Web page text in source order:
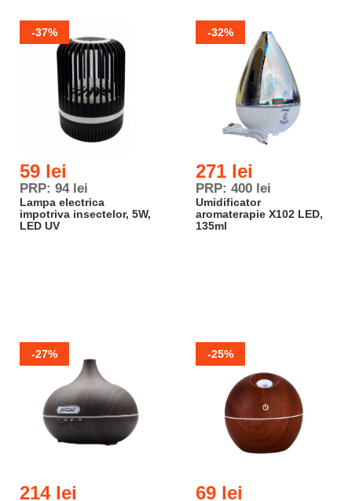
-37%
59 lei
PRP: 94 lei
Lampa electrica
impotriva insectelor, 5W,
LED UV
-32%
271 lei
PRP: 400 lei
Umidificator
aromaterapie X102 LED,
135ml
-27%
214 lei
-25%
69 lei